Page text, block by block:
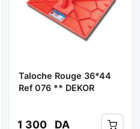
Taloche Rouge 36*44
Ref 076 ** DEKOR
1 300 DA